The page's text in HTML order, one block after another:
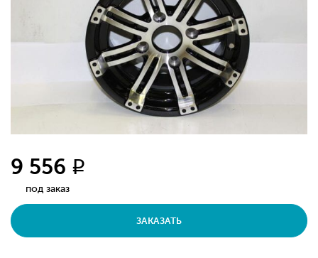
9 556 q
под заказ
ЗАКАЗАТЬ